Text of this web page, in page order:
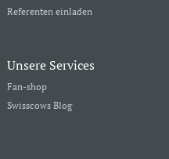
Referenten einladen
Unsere Services
Fan-shop
Swisscows Blog